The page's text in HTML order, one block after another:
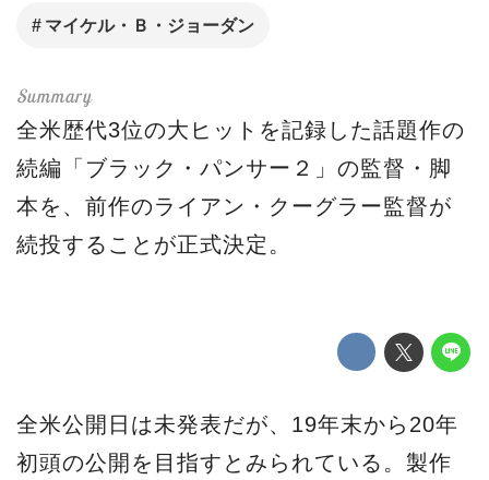
マイケル・Ｂ・ジョーダン
全米歴代3位の大ヒットを記録した話題作の
続編「ブラック・パンサー２」の監督・脚
本を、前作のライアン・クーグラー監督が
続投することが正式決定。
全米公開日は未発表だが、19年末から20年
初頭の公開を目指すとみられている。製作